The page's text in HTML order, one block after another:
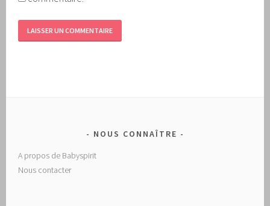
NOUS CONNAÎTRE
A propos de Babyspirit
Nous contacter